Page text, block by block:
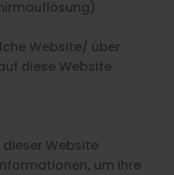
Website/ über
diese Website
Website
um Ihre